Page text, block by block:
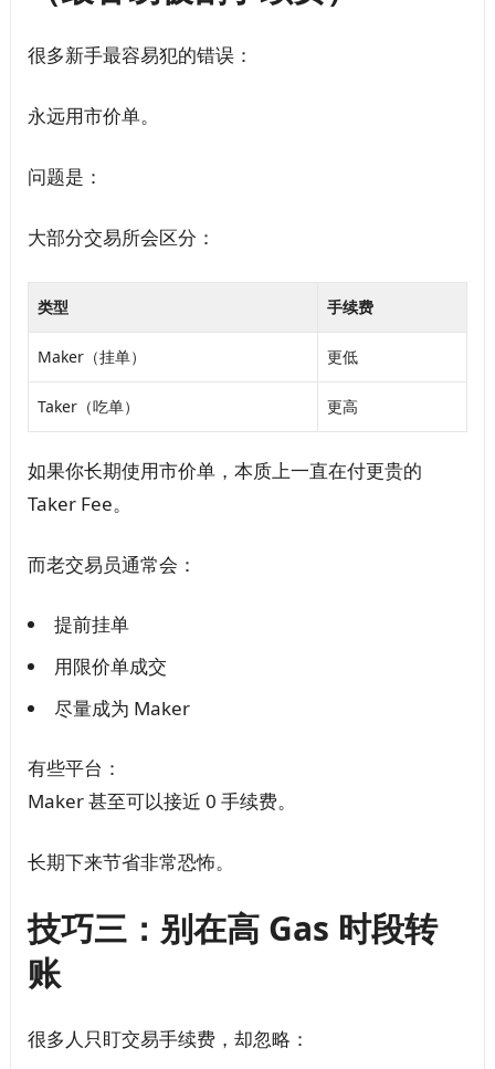
很多新手最容易犯的错误：
永远用市价单。
问题是：
大部分交易所会区分：
类型 手续费
Maker（挂单） 更低
Taker（吃单） 更高
如果你长期使用市价单，本质上一直在付更贵的
Taker Fee。
而老交易员通常会：
提前挂单
用限价单成交
尽量成为 Maker
有些平台：
Maker 甚至可以接近 0 手续费。
长期下来节省非常恐怖。
技巧三：别在高 Gas 时段转
账
很多人只盯交易手续费，却忽略：